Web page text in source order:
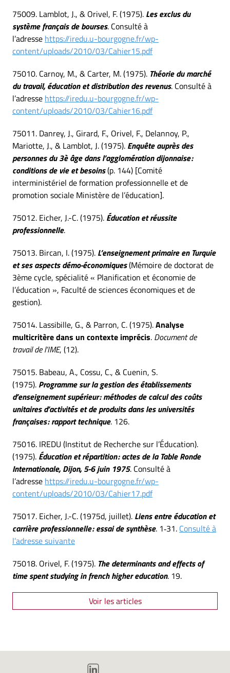
75009. Lamblot, J., & Orivel, F. (1975). Les exclus du
système français de bourses. Consulté à
l’adresse https://iredu.u-bourgogne.fr/wp-
content/uploads/2010/03/Cahier15.pdf
75010. Carnoy, M., & Carter, M. (1975). Théorie du marché
du travail, éducation et distribution des revenus. Consulté à
l’adresse https://iredu.u-bourgogne.fr/wp-
content/uploads/2010/03/Cahier16.pdf
75011. Danrey, J., Girard, F., Orivel, F., Delannoy, P.,
Mariotte, J., & Lamblot, J. (1975). Enquête auprès des
personnes du 3è âge dans l’agglomération dijonnaise :
conditions de vie et besoins(p. 144) [Comité
interministériel de formation professionnelle et de
promotion sociale Ministère de l’éducation].
75012. Eicher, J.-C. (1975). Éducation et réussite
professionnelle.
75013. Bircan, I. (1975). L’enseignement primaire en Turquie
et ses aspects démo-économiques(Mémoire de doctorat de
3ème cycle, spécialité « Planification et économie de
l’éducation », Faculté de sciences économiques et de
gestion).
75014. Lassibille, G., & Parron, C. (1975).Analyse
multicritère dans un contexte imprécis. Document de
travail de l’IME, (12).
75015. Babeau, A., Cossu, C., & Cuenin, S.
(1975). Programme sur la gestion des établissements
d’enseignement supérieur : méthodes de calcul des coûts
unitaires d’activités et de produits dans les universités
françaises : rapport technique. 126.
75016. IREDU (Institut de Recherche sur l’Éducation).
(1975). Éducation et répartition : actes de la Table Ronde
Internationale, Dijon, 5-6 juin 1975. Consulté à
l’adresse https://iredu.u-bourgogne.fr/wp-
content/uploads/2010/03/Cahier17.pdf
75017. Eicher, J.-C. (1975d, juillet). Liens entre éducation et
carrière professionnelle : essai de synthèse. 1‑31. Consulté à
l’adresse suivante
75018. Orivel, F. (1975). The determinants and effects of
time spent studying in french higher education. 19.
Voir les articles